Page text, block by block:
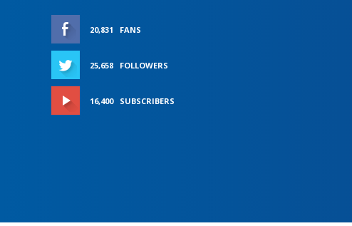
20,831 FANS
25,658 FOLLOWERS
16,400 SUBSCRIBERS